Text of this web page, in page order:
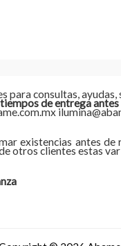
para consultas, ayudas,
tiempos de entrega
existencias antes de
otros clientes estas